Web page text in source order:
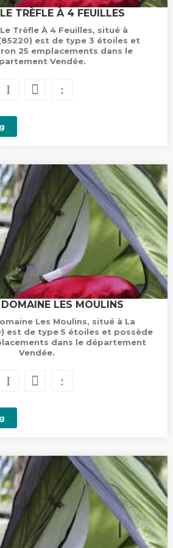
TRÈFLE À 4 FEUILLES
Trèfle À 4 Feuilles, situé à
est de type 3 étoiles et
25 emplacements dans le
Vendée.
LES MOULINS
Les Moulins, situé à La
est de type 5 étoiles et possède
dans le département
Vendée.